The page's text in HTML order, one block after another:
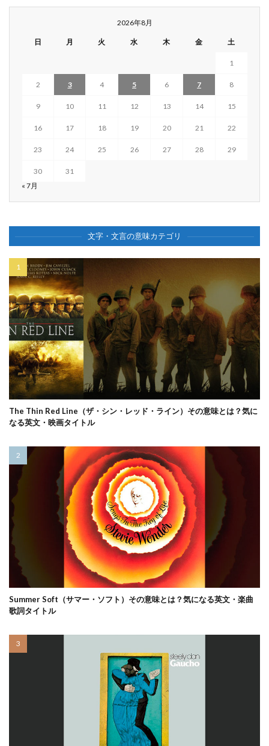
2026年8月
日 月 火 水 木 金 土
1
2 3 4 5 6 7 8
9 10 11 12 13 14 15
16 17 18 19 20 21 22
23 24 25 26 27 28 29
30
31
« 7月
文字・文言の意味カテゴリ
The Thin Red Line（ザ・シン・レッド・ライン）その意味とは？気に
なる英文・映画タイトル
Summer Soft（サマー・ソフト）その意味とは？気になる英文・楽曲
歌詞タイトル